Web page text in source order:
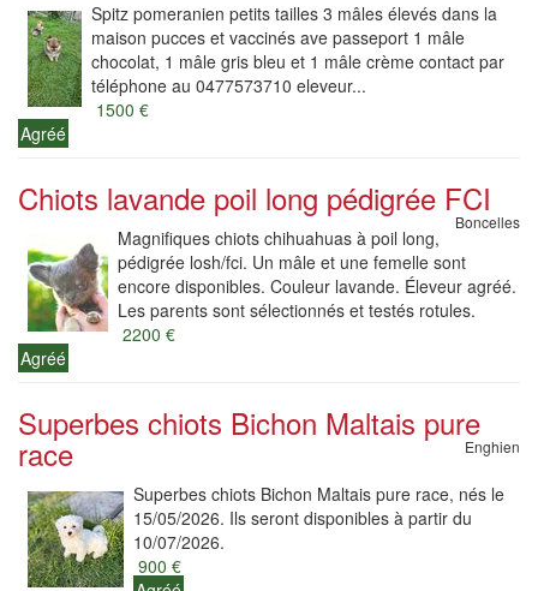
Spitz pomeranien petits tailles 3 mâles élevés dans la
maison pucces et vaccinés ave passeport 1 mâle
chocolat, 1 mâle gris bleu et 1 mâle crème contact par
téléphone au 0477573710 eleveur...
1500 €
Agréé
Chiots lavande poil long pédigrée FCI
Boncelles
Magnifiques chiots chihuahuas à poil long,
pédigrée losh/fci. Un mâle et une femelle sont
encore disponibles. Couleur lavande. Éleveur agréé.
Les parents sont sélectionnés et testés rotules.
2200 €
Agréé
Superbes chiots Bichon Maltais pure
race Enghien
Superbes chiots Bichon Maltais pure race, nés le
15/05/2026. Ils seront disponibles à partir du
10/07/2026.
900 €